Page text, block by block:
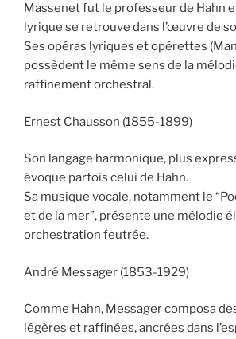
Massenet fut le professeur de Hahn
lyrique se retrouve dans l’œuvre de
Ses opéras lyriques et opérettes
possèdent le même sens de la
raffinement orchestral.
Ernest Chausson (1855-1899)
Son langage harmonique, plus
évoque parfois celui de Hahn.
Sa musique vocale, notamment le
et de la mer”, présente une mélodie
orchestration feutrée.
André Messager (1853-1929)
Comme Hahn, Messager composa
légères et raffinées, ancrées dans